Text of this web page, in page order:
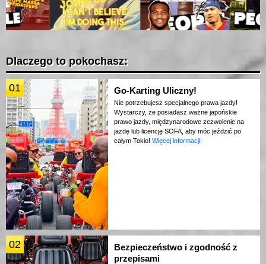
Dlaczego to pokochasz:
01 Go-Karting Uliczny!
Nie potrzebujesz specjalnego prawa jazdy!
Wystarczy, że posiadasz ważne japońskie
prawo jazdy, międzynarodowe zezwolenie na
jazdę lub licencję SOFA, aby móc jeździć po
całym Tokio! Więcej informacji
02
Bezpieczeństwo i zgodność z
przepisami